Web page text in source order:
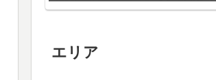
エリア